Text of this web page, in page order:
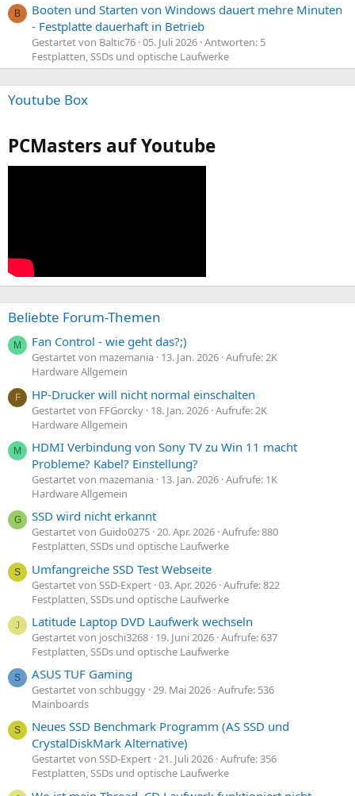
B
Booten und Starten von Windows dauert mehre Minuten
- Festplatte dauerhaft in Betrieb
Gestartet von Baltic76 05. Juli 2026 Antworten: 5
Festplatten, SSDs und optische Laufwerke
Youtube Box
PCMasters auf Youtube
Beliebte Forum-Themen
M Fan Control - wie geht das?;)
Gestartet von mazemania 13. Jan. 2026 Aufrufe: 2K
Hardware Allgemein
F HP-Drucker will nicht normal einschalten
Gestartet von FFGorcky 18. Jan. 2026 Aufrufe: 2K
Hardware Allgemein
M
HDMI Verbindung von Sony TV zu Win 11 macht
Probleme? Kabel? Einstellung?
Gestartet von mazemania 13. Jan. 2026 Aufrufe: 1K
Hardware Allgemein
G SSD wird nicht erkannt
Gestartet von Guido0275 20. Apr. 2026 Aufrufe: 880
Festplatten, SSDs und optische Laufwerke
S Umfangreiche SSD Test Webseite
Gestartet von SSD-Expert 03. Apr. 2026 Aufrufe: 822
Festplatten, SSDs und optische Laufwerke
J Latitude Laptop DVD Laufwerk wechseln
Gestartet von joschi3268 19. Juni 2026 Aufrufe: 637
Festplatten, SSDs und optische Laufwerke
S ASUS TUF Gaming
Gestartet von schbuggy 29. Mai 2026 Aufrufe: 536
Mainboards
S
Neues SSD Benchmark Programm (AS SSD und
CrystalDiskMark Alternative)
Gestartet von SSD-Expert 21. Juli 2026 Aufrufe: 356
Festplatten, SSDs und optische Laufwerke